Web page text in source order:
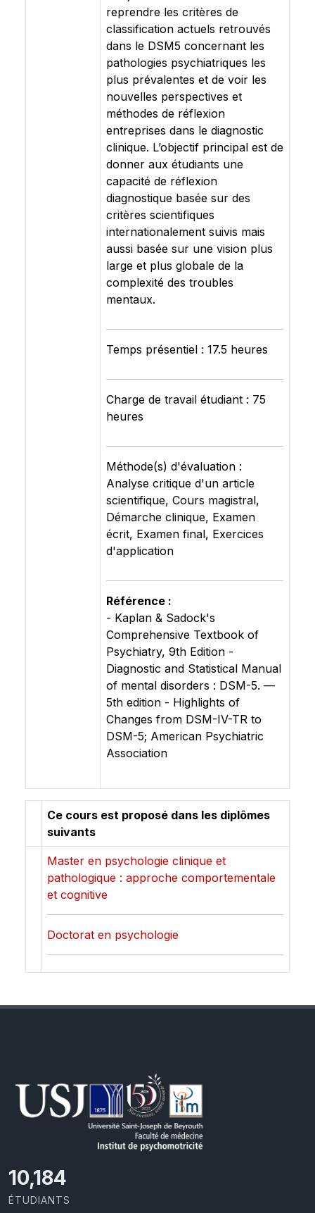
reprendre les critères de
classification actuels retrouvés
dans le DSM5 concernant les
pathologies psychiatriques les
plus prévalentes et de voir les
nouvelles perspectives et
méthodes de réflexion
entreprises dans le diagnostic
clinique. L’objectif principal est de
donner aux étudiants une
capacité de réflexion
diagnostique basée sur des
critères scientifiques
internationalement suivis mais
aussi basée sur une vision plus
large et plus globale de la
complexité des troubles
mentaux.
Temps présentiel : 17.5 heures
Charge de travail étudiant : 75
heures
Méthode(s) d'évaluation :
Analyse critique d'un article
scientifique, Cours magistral,
Démarche clinique, Examen
écrit, Examen final, Exercices
d'application
Référence :
- Kaplan & Sadock's
Comprehensive Textbook of
Psychiatry, 9th Edition -
Diagnostic and Statistical Manual
of mental disorders : DSM-5. —
5th edition - Highlights of
Changes from DSM-IV-TR to
DSM-5; American Psychiatric
Association
Ce cours est proposé dans les diplômes
suivants
Master en psychologie clinique et
pathologique : approche comportementale
et cognitive
Doctorat en psychologie
11,110
ÉTUDIANTS